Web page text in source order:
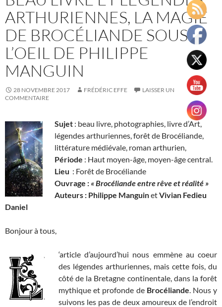
ARTHURIENNES, LA MAGIE
DE BROCÉLIANDE SOUS
L’OEIL DE PHILIPPE
MANGUIN
28 NOVEMBRE 2017 FRÉDÉRIC EFFE
LAISSER UN
COMMENTAIRE
Sujet : beau livre, photographies, livre d’Art,
légendes arthuriennes, forêt de Brocéliande,
littérature médiévale, roman arthurien,
Période : Haut moyen-âge, moyen-âge central.
Lieu : Forêt de Brocéliande
Ouvrage : « Brocéliande entre rêve et réalité »
Auteurs : Philippe ManguinetVivian Fedieu
Daniel
Bonjour à tous,
‘article d’aujourd’hui nous emmène au coeur
des légendes arthuriennes, mais cette fois, du
côté de la Bretagne continentale, dans la forêt
mythique et profonde de Brocéliande . Nous y
suivons les pas de deux amoureux de l’endroit